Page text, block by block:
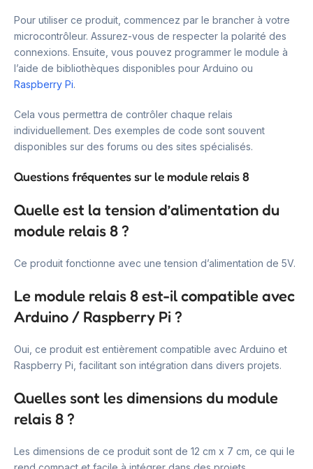
Pour utiliser ce produit, commencez par le brancher à votre
microcontrôleur. Assurez-vous de respecter la polarité des
connexions. Ensuite, vous pouvez programmer le module à
l’aide de bibliothèques disponibles pour Arduino ou
Raspberry Pi.
Cela vous permettra de contrôler chaque relais
individuellement. Des exemples de code sont souvent
disponibles sur des forums ou des sites spécialisés.
Questions fréquentes sur le module relais 8
Quelle est la tension d’alimentation du
module relais 8 ?
Ce produit fonctionne avec une tension d’alimentation de 5V.
Le module relais 8 est-il compatible avec
Arduino / Raspberry Pi ?
Oui, ce produit est entièrement compatible avec Arduino et
Raspberry Pi, facilitant son intégration dans divers projets.
Quelles sont les dimensions du module
relais 8 ?
Les dimensions de ce produit sont de 12 cm x 7 cm, ce qui le